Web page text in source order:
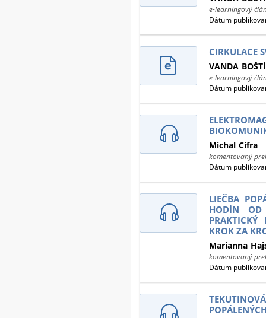
e-learningový
Dátum
CIRKULACE
VANDA
e-learningový
Dátum
Michal Cifra
komentovaný
Dátum
LIEČBA
HODÍN OD
PRAKTICKÝ
KROK ZA
Marianna
komentovaný
Dátum